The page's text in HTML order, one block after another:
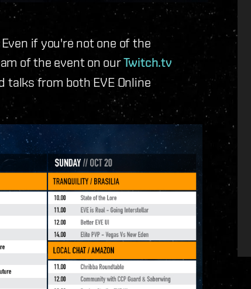
if you're not one of the
of the event on ourTwitch.tv
talks from both EVE Online